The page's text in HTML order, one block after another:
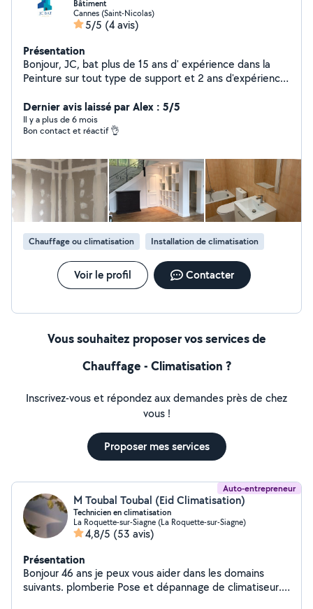
Bâtiment
Cannes (Saint-Nicolas)
5/5 (4 avis)
Présentation
Bonjour, JC, bat plus de 15 ans d' expérience dans la
Peinture sur tout type de support et 2 ans d'expérience
ponçage. . Couche d'impression et 2 couche de
Peinture. . Pose de papier peint sur les murs . Je travaille
aussi le tadelak et la chaux . Installation d'une clim +
pas à me contacter faire appel à mes services.
Dernier avis laissé par Alex : 5/5
Il y a plus de 6 mois
Bon contact et réactif 👌
Chauffage ou climatisation Installation de climatisation
Voir le profil Contacter
Vous souhaitez proposer vos services de
Chauffage - Climatisation ?
Inscrivez-vous et répondez aux demandes près de chez
vous !
Proposer mes services
Auto-entrepreneur
M Toubal Toubal (Eid Climatisation)
Technicien en climatisation
La Roquette-sur-Siagne (La Roquette-sur-Siagne)
4,8/5 (53 avis)
Présentation
Bonjour 46 ans je peux vous aider dans les domains
suivants. plomberie Pose et dépannage de climatiseur.